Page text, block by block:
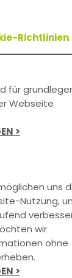
können
uns den
von
und viel
verhelfen Dir
Richtlinien
für
Webseite
>
uns
Nutzung,
wir
ohne
>